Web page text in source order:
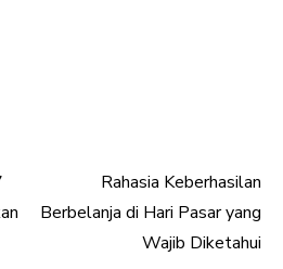
Rahasia Keberhasilan
Berbelanja di Hari Pasar yang
Wajib Diketahui